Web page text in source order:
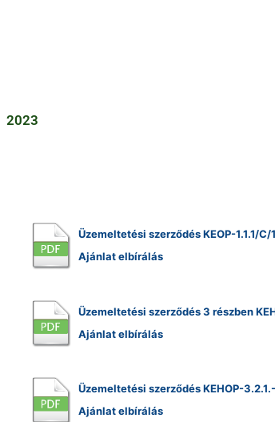
2023
Üzemeltetési szerződés KEOP-1.1.1/
Ajánlat elbírálás
Üzemeltetési szerződés 3 részben
Ajánlat elbírálás
Üzemeltetési szerződés KEHOP-
Ajánlat elbírálás